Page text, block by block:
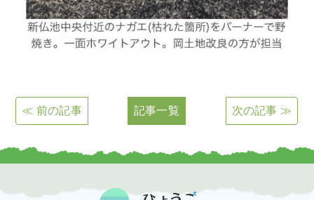
≪ 前の記事 記事一覧 次の記事 ≫